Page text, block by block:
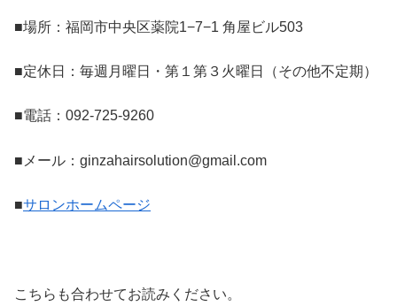
■場所：福岡市中央区薬院1−7−1 角屋ビル503
■定休日：毎週月曜日・第１第３火曜日（その他不定期）
■電話：092-725-9260
■メール：ginzahairsolution@gmail.com
■サロンホームページ
こちらも合わせてお読みください。